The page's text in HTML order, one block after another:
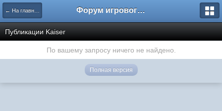
← На главную Форум игрового проекта Riverrise
Публикации Kaiser
По вашему запросу ничего не найдено.
Полная версия